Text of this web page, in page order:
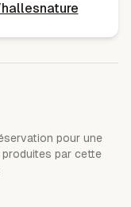
pour une
par cette